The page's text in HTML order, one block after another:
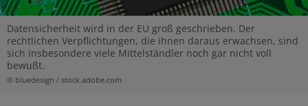
Datensicherheit wird in der EU groß geschrieben. Der
rechtlichen Verpflichtungen, die ihnen daraus erwachsen, sind
sich insbesondere viele Mittelständler noch gar nicht voll
bewußt.
© bluedesign / stock.adobe.com